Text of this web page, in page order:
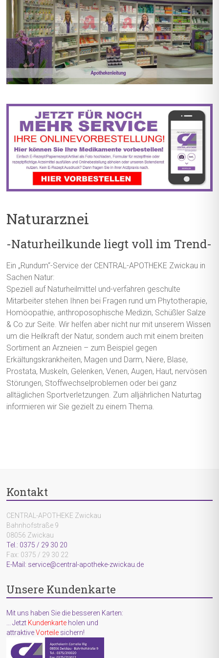
BIS ZU 55% RABATT AUF
REZEPTFREIE MEDIKAMENTE
5% TREUEBONUS MIT
KUNDENKARTE
Naturarznei
-Naturheilkunde liegt voll im Trend-
Ein „Rundum“-Service der CENTRAL-APOTHEKE Zwickau in
Sachen Natur:
Speziell auf Naturheilmittel und-verfahren geschulte
Mitarbeiter stehen Ihnen bei Fragen rund um Phytotherapie,
Homöopathie, anthroposophische Medizin, Schüßler Salze
& Co zur Seite. Wir helfen aber nicht nur mit unserem Wissen
um die Heilkraft der Natur, sondern auch mit einem breiten
Sortiment an Arzneien – zum Beispiel gegen
Erkältungskrankheiten, Magen und Darm, Niere, Blase,
Prostata, Muskeln, Gelenken, Venen, Augen, Haut, nervösen
Störungen, Stoffwechselproblemen oder bei ganz
alltäglichen Sportverletzungen. Zum alljährlichen Naturtag
informieren wir Sie gezielt zu einem Thema.
Kontakt
CENTRAL-APOTHEKE Zwickau
Bahnhofstraße 9
08056 Zwickau
Tel.: 0375 / 29 30 20
Fax: 0375 / 29 30 22
E-Mail: service@central-apotheke-zwickau.de
Unsere Kundenkarte
Mit uns haben Sie die besseren Karten:
... Jetzt Kundenkarte holen und
attraktiveVorteile sichern!